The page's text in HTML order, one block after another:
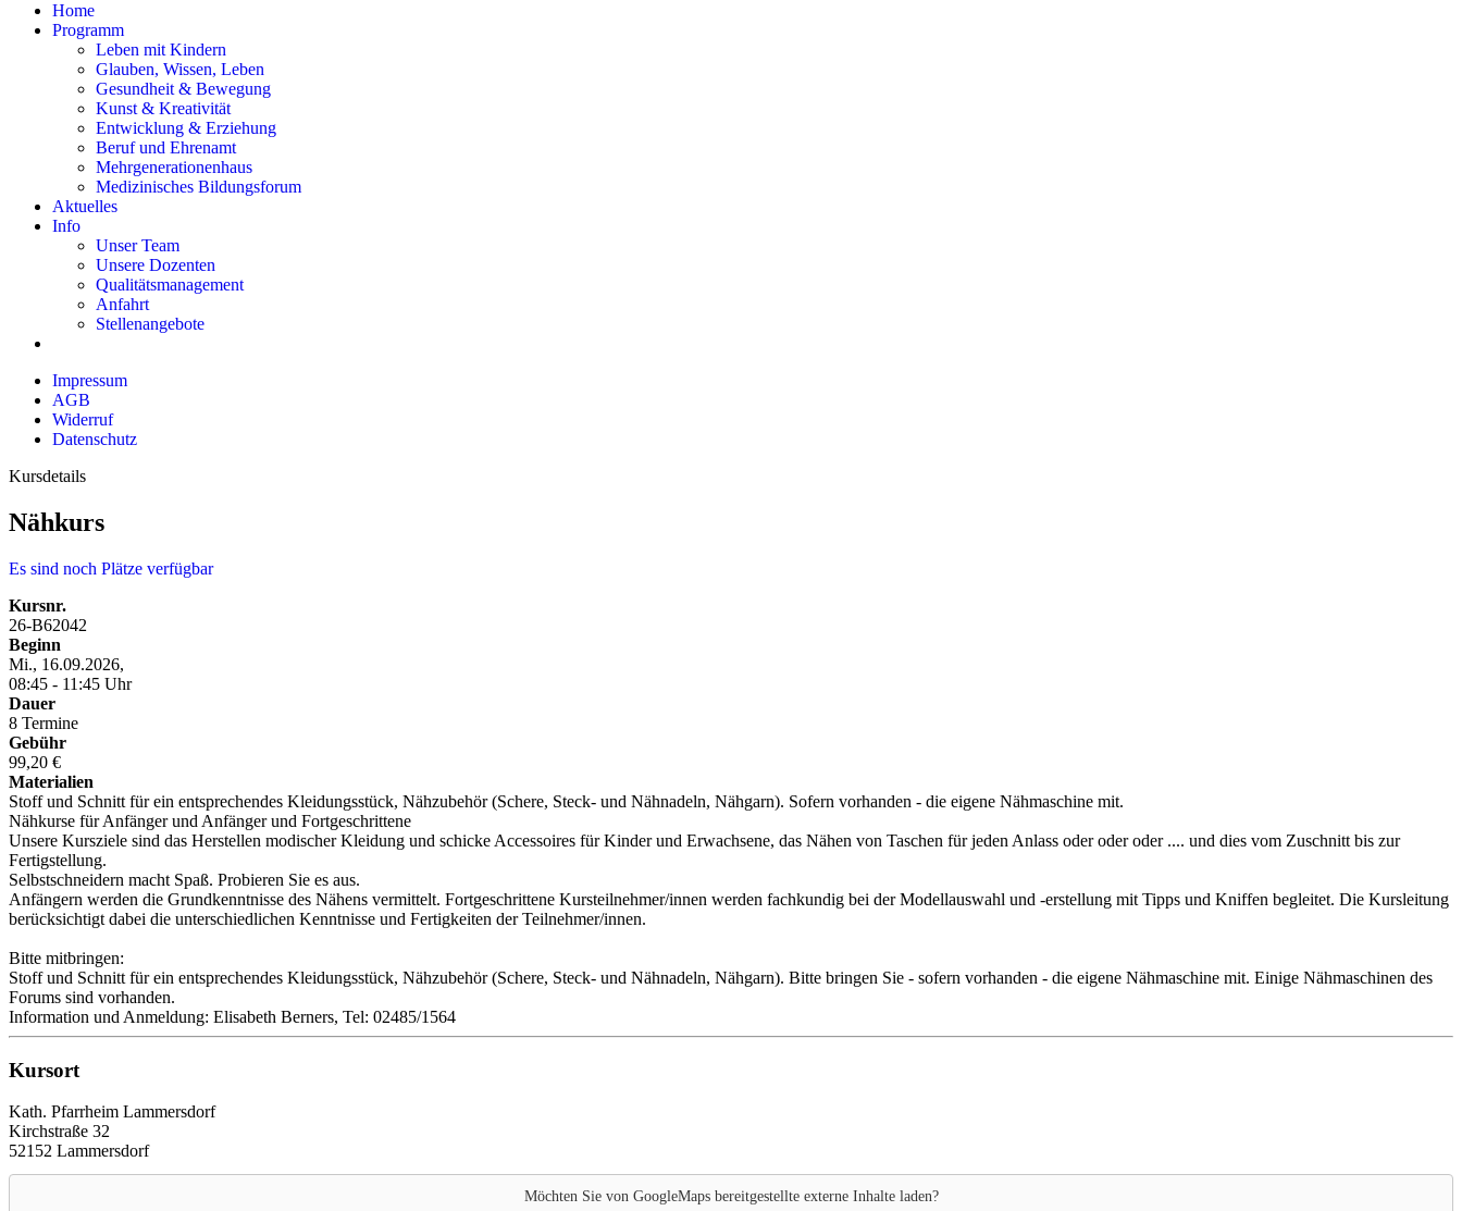
Home
Programm
Leben mit Kindern
Glauben, Wissen, Leben
Gesundheit & Bewegung
Kunst & Kreativität
Entwicklung & Erziehung
Beruf und Ehrenamt
Mehrgenerationenhaus
Medizinisches Bildungsforum
Aktuelles
Info
Unser Team
Unsere Dozenten
Qualitätsmanagement
Anfahrt
Stellenangebote
Impressum
AGB
Widerruf
Datenschutz
Kursdetails
Nähkurs
Es sind noch Plätze verfügbar
Kursnr.
26-B62042
Beginn
Mi., 16.09.2026,
08:45 - 11:45 Uhr
Dauer
8 Termine
Gebühr
99,20 €
Materialien
Stoff und Schnitt für ein entsprechendes Kleidungsstück, Nähzubehör (Schere, Steck- und Nähnadeln, Nähgarn). Sofern vorhanden - die eigene Nähmaschine mit.
Nähkurse für Anfänger und Anfänger und Fortgeschrittene
Unsere Kursziele sind das Herstellen modischer Kleidung und schicke Accessoires für Kinder und Erwachsene, das Nähen von Taschen für jeden Anlass oder oder oder .... und dies vom Zuschnitt bis zur
Fertigstellung.
Selbstschneidern macht Spaß. Probieren Sie es aus.
Anfängern werden die Grundkenntnisse des Nähens vermittelt. Fortgeschrittene Kursteilnehmer/innen werden fachkundig bei der Modellauswahl und -erstellung mit Tipps und Kniffen begleitet. Die Kursleitung
berücksichtigt dabei die unterschiedlichen Kenntnisse und Fertigkeiten der Teilnehmer/innen.
Bitte mitbringen:
Stoff und Schnitt für ein entsprechendes Kleidungsstück, Nähzubehör (Schere, Steck- und Nähnadeln, Nähgarn). Bitte bringen Sie - sofern vorhanden - die eigene Nähmaschine mit. Einige Nähmaschinen des
Forums sind vorhanden.
Information und Anmeldung: Elisabeth Berners, Tel: 02485/1564
Kursort
Kath. Pfarrheim Lammersdorf
Kirchstraße 32
52152 Lammersdorf
Möchten Sie von GoogleMapsbereitgestellte externe Inhalte laden?